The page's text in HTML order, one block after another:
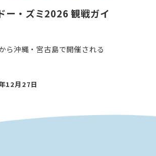
ー・ズミ2026 観戦ガイ
ら沖縄・宮古島で開催される
12月27日